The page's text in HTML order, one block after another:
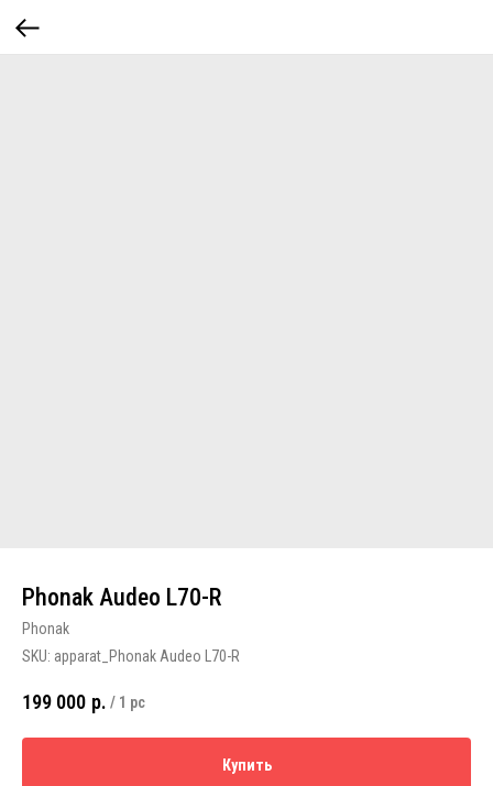
Phonak Audeo L70-R
Phonak
SKU: apparat_Phonak Audeo L70-R
199 000 р. / 1 pc
Купить